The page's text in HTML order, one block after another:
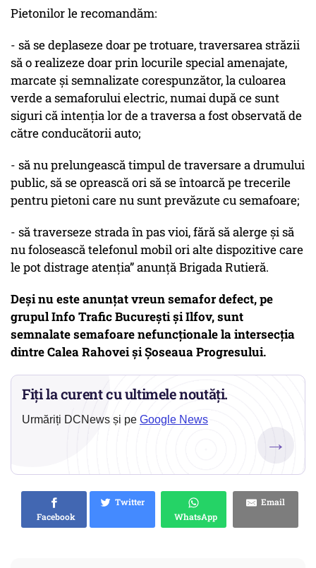
Pietonilor le recomandăm:
- să se deplaseze doar pe trotuare, traversarea străzii
să o realizeze doar prin locurile special amenajate,
marcate şi semnalizate corespunzător, la culoarea
verde a semaforului electric, numai după ce sunt
siguri că intenţia lor de a traversa a fost observată de
către conducătorii auto;
- să nu prelungească timpul de traversare a drumului
public, să se oprească ori să se întoarcă pe trecerile
pentru pietoni care nu sunt prevăzute cu semafoare;
- să traverseze strada în pas vioi, fără să alerge şi să
nu folosească telefonul mobil ori alte dispozitive care
le pot distrage atenţia” anunță Brigada Rutieră.
Deși nu este anunțat vreun semafor defect, pe
grupul Info Trafic București și Ilfov, sunt
semnalate semafoare nefuncționale la intersecția
dintreCalea Rahovei și Șoseaua Progresului.
Fiți la curent cu ultimele noutăți.
Urmăriți DCNews și pe Google News
→
Facebook
Twitter
WhatsApp
Email